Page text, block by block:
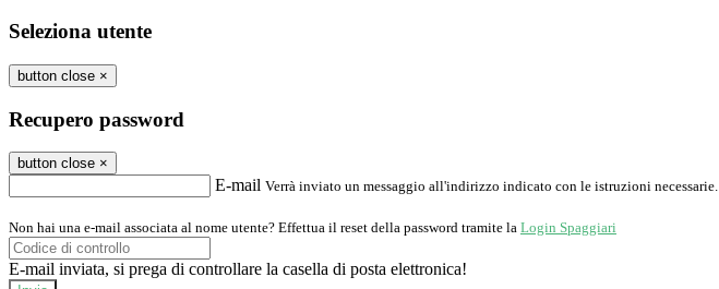
Seleziona utente
button close ×
Recupero password
button close ×
E-mail Verrà inviato un messaggio all'indirizzo indicato con le istruzioni necessarie.
Non hai una e-mail associata al nome utente? Effettua il reset della password tramite la Login Spaggiari
E-mail inviata, si prega di controllare la casella di posta elettronica!